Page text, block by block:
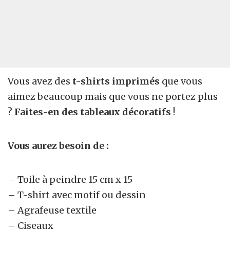
Vous avez des t-shirts imprimés que vous
aimez beaucoup mais que vous ne portez plus
? Faites-en des tableaux décoratifs !
Vous aurez besoin de :
– Toile à peindre 15 cm x 15
– T-shirt avec motif ou dessin
– Agrafeuse textile
– Ciseaux